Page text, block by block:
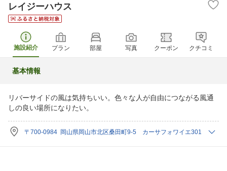
レイジーハウス
施設紹介 プラン 部屋 写真 クーポン クチコミ
基本情報
リバーサイドの風は気持ちいい。色々な人が自由につながる風通
しの良い場所になりたい。
〒700-0984 岡山県岡山市北区桑田町9-5 カーサフォワイエ301